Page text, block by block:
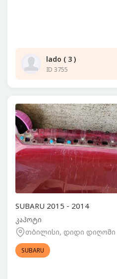
lado ( 3 )
ID 3755
SUBARU 2015 - 2014
კაპოტი
თბილისი, დიდი დიღომი
SUBARU